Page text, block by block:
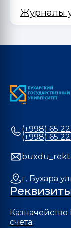
Журналы
(+998) 65
(+998) 65
г. Бухара
Реквизиты
счета: